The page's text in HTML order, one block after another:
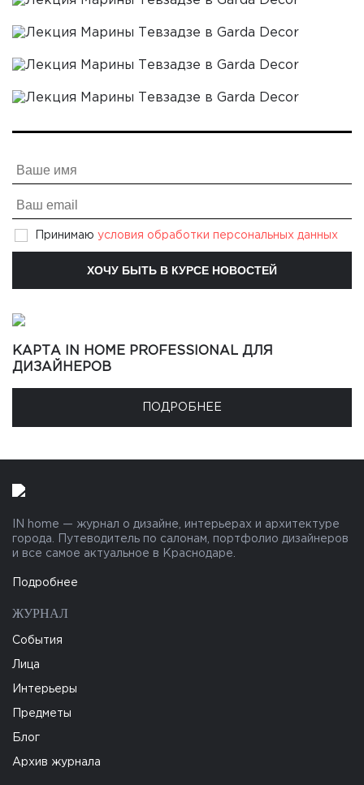
Принимаю условия обработки персональных данных
КАРТА IN HOME PROFESSIONAL ДЛЯ
ДИЗАЙНЕРОВ
ПОДРОБНЕЕ
IN home — журнал о дизайне, интерьерах и архитектуре
города. Путеводитель по салонам, портфолио дизайнеров
и все самое актуальное в Краснодаре.
Подробнее
ЖУРНАЛ
События
Лица
Интерьеры
Предметы
Блог
Архив журнала